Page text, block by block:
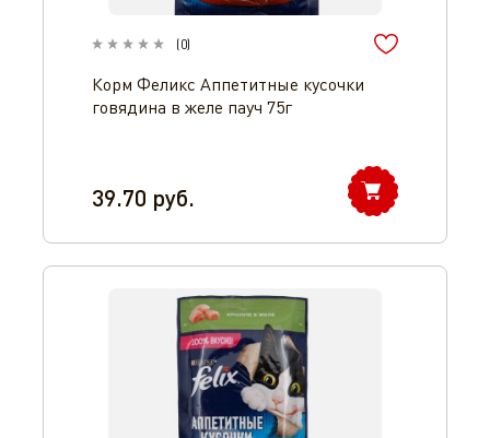
(0)
Корм Феликс Аппетитные кусочки
говядина в желе пауч 75г
39.70 руб.